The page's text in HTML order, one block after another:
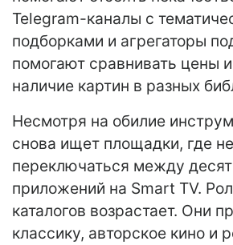
Telegram-каналы с
подборками и агрегаторы
помогают сравнивать цены
наличие картин в разных
Несмотря на обилие
снова ищет площадки, где
переключаться между
приложений на Smart TV.
каталогов возрастает. Они
классику, авторское кино и